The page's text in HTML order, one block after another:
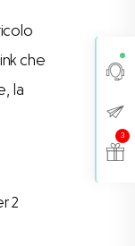
3
che
la
2